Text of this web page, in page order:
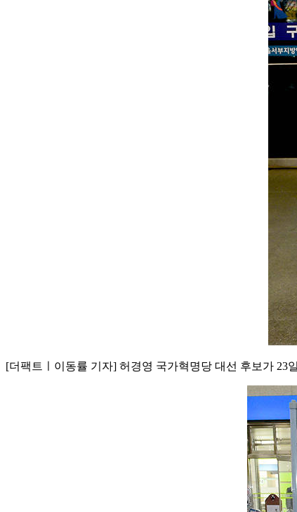
[더팩트ㅣ이동률 기자] 허경영 국가혁명당 대선 후보가 23